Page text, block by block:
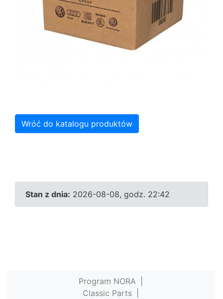
Wróć do katalogu produktów
Stan z dnia: 2026-08-08, godz. 22:42
Program NORA
Classic Parts